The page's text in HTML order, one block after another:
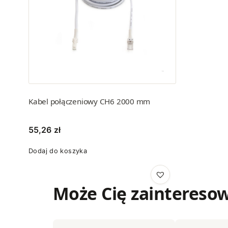
Kabel połączeniowy CH6 2000 mm
55,26 zł
Dodaj do koszyka
Może Cię